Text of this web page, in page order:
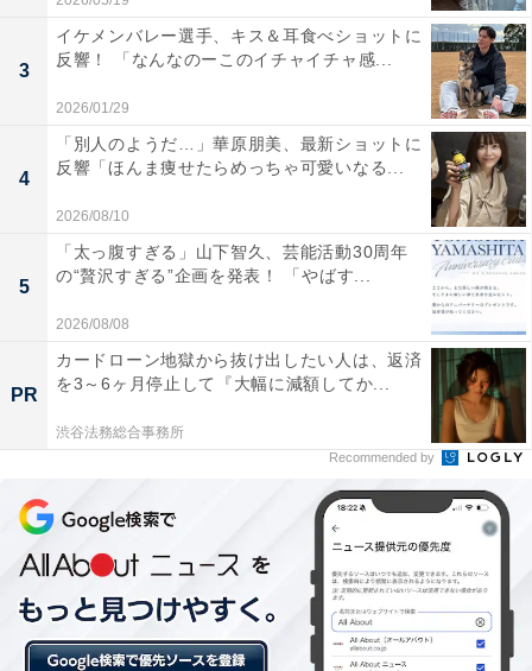
3
イケメンバレー選手、キス＆耳食べショットに
反響！ 「なんなのーこのイチャイチャ感...
2026/01/29
4
「別人のようだ…」華原朋美、最新ショットに
反響「ほんま痩せたらめっちゃ可愛いなる...
2026/08/10
5
「太っ腹すぎる」山下智久、芸能活動30周年
の“贅沢すぎる”企画を発表！ 「やばす...
2026/08/08
PR
カードローン地獄から抜け出したい人は、返済
を3～6ヶ月停止して『大幅に減額してか...
渋谷法務総合事務所
Recommended by